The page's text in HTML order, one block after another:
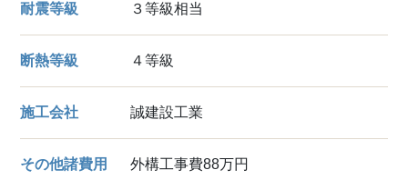
耐震等級 ３等級相当
断熱等級 ４等級
施工会社 誠建設工業
その他諸費用 外構工事費88万円